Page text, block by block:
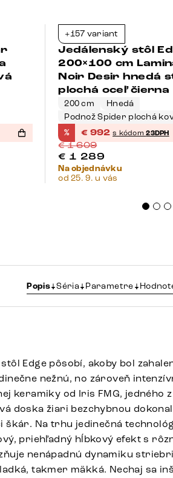
+157 variant
Jedálenský stôl
200×100 cm
Noir Desir hnedá
plochá oceľ čierna
200 cm
Hnedá
Podnož Spider plochá
% € 992 s kódom23DPH
€1 609
€ 1 289
Na objednávku
od 25. 9. u vás
Popis Séria Parametre
Edge pôsobí, akoby bol
nežnú, no zároveň
keramiky od Iris FMG, jedného
doska žiari bezchybnou
škár. Na trhu jedinečná
priehľadný hĺbkový efekt s
nenápadnú dynamiku
takmer mäkká. Nechaj sa